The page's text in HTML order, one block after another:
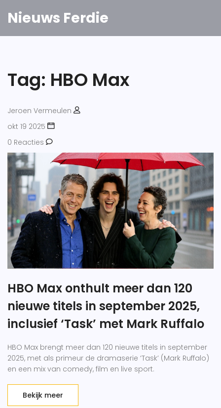
Nieuws Ferdie
Tag: HBO Max
Jeroen Vermeulen
okt 19 2025
0 Reacties
HBO Max onthult meer dan 120
nieuwe titels in september 2025,
inclusief ‘Task’ met Mark Ruffalo
HBO Max brengt meer dan 120 nieuwe titels in september
2025, met als primeur de dramaserie ‘Task’ (Mark Ruffalo)
en een mix van comedy, film en live sport.
Bekijk meer